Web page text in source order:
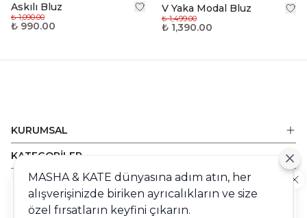
Cookie
Sizlere en iyi alışveriş deneyimini sunabilmek adına
Askılı Bluz
₺ 1,090.00
₺ 990.00
V Yaka Modal Bluz
₺ 1,499.00
₺ 1,390.00
KURUMSAL
KATEGORİLER
ALIŞVERİŞ
DESTEK
MASHA & KATE dünyasına adım atın, her
alışverişinizde biriken ayrıcalıkların ve size
özel fırsatların keyfini çıkarın.